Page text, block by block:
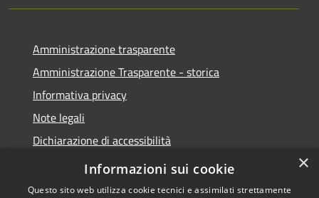
Amministrazione trasparente
Amministrazione Trasparente - storica
Informativa privacy
Note legali
Dichiarazione di accessibilità
Obiettivi di accessibilità
×
Informazioni sui cookie
Questo sito web utilizza cookie tecnici e assimilati strettamente